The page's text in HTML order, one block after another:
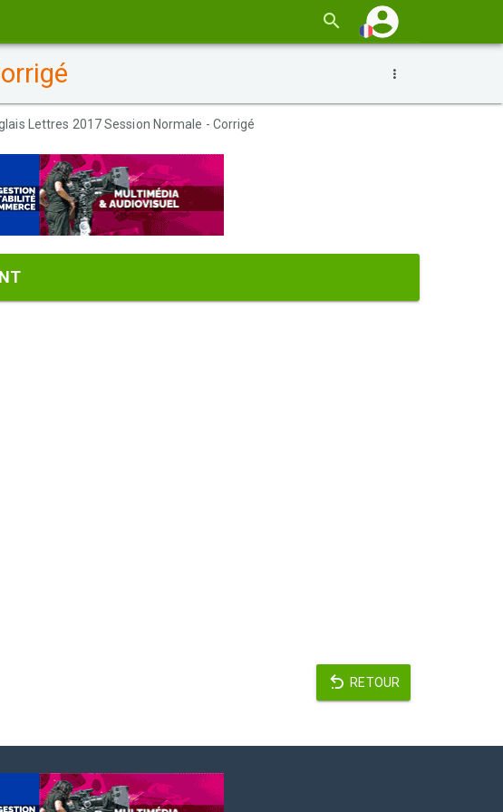
Lettres 2017 Session Normale - Corrigé
RETOUR